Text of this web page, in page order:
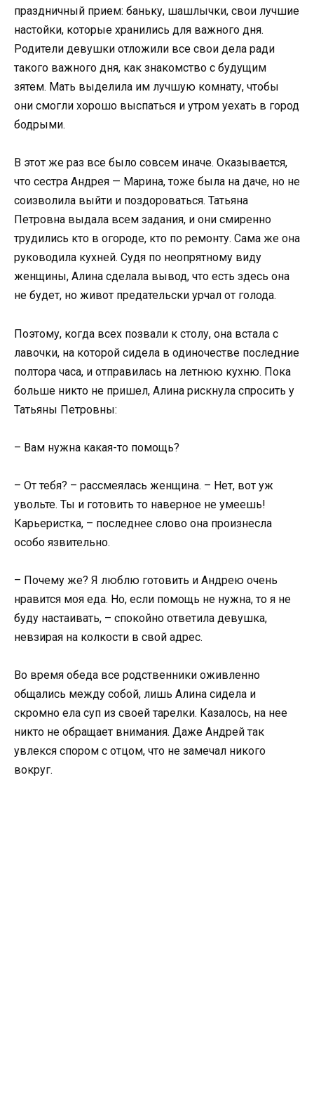
праздничный прием: баньку, шашлычки, свои лучшие
настойки, которые хранились для важного дня.
Родители девушки отложили все свои дела ради
такого важного дня, как знакомство с будущим
зятем. Мать выделила им лучшую комнату, чтобы
они смогли хорошо выспаться и утром уехать в город
бодрыми.
В этот же раз все было совсем иначе. Оказывается,
что сестра Андрея — Марина, тоже была на даче, но не
соизволила выйти и поздороваться. Татьяна
Петровна выдала всем задания, и они смиренно
трудились кто в огороде, кто по ремонту. Сама же она
руководила кухней. Судя по неопрятному виду
женщины, Алина сделала вывод, что есть здесь она
не будет, но живот предательски урчал от голода.
Поэтому, когда всех позвали к столу, она встала с
лавочки, на которой сидела в одиночестве последние
полтора часа, и отправилась на летнюю кухню. Пока
больше никто не пришел, Алина рискнула спросить у
Татьяны Петровны:
– Вам нужна какая-то помощь?
– От тебя? – рассмеялась женщина. – Нет, вот уж
увольте. Ты и готовить то наверное не умеешь!
Карьеристка, – последнее слово она произнесла
особо язвительно.
– Почему же? Я люблю готовить и Андрею очень
нравится моя еда. Но, если помощь не нужна, то я не
буду настаивать, – спокойно ответила девушка,
невзирая на колкости в свой адрес.
Во время обеда все родственники оживленно
общались между собой, лишь Алина сидела и
скромно ела суп из своей тарелки. Казалось, на нее
никто не обращает внимания. Даже Андрей так
увлекся спором с отцом, что не замечал никого
вокруг.